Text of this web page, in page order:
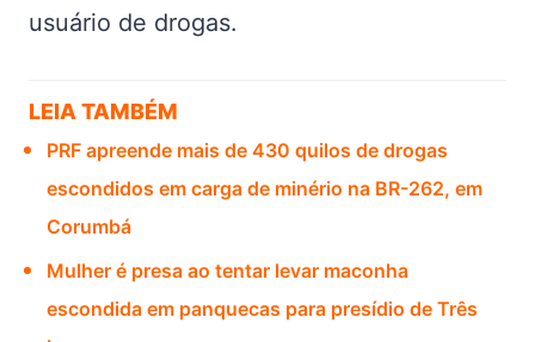
usuário de drogas.
LEIA TAMBÉM
PRF apreende mais de 430 quilos de drogas
escondidos em carga de minério na BR-262, em
Corumbá
Mulher é presa ao tentar levar maconha
escondida em panquecas para presídio de Três